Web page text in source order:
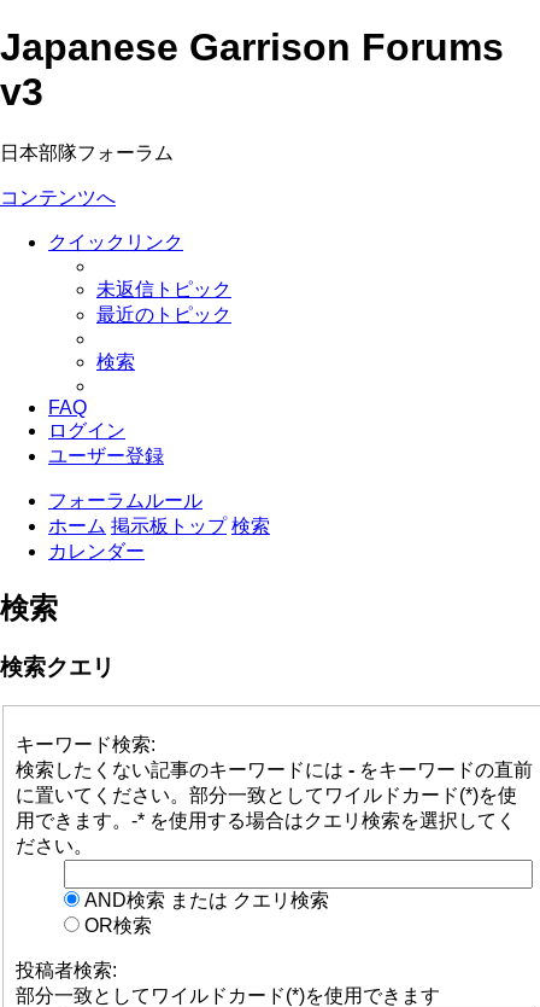
Japanese Garrison Forums
v3
日本部隊フォーラム
コンテンツへ
クイックリンク
未返信トピック
最近のトピック
検索
FAQ
ログイン
ユーザー登録
フォーラムルール
ホーム 掲示板トップ 検索
カレンダー
検索
検索クエリ
キーワード検索:
検索したくない記事のキーワードには - をキーワードの直前
に置いてください。部分一致としてワイルドカード(*)を使
用できます。-* を使用する場合はクエリ検索を選択してく
ださい。
AND検索 または クエリ検索
OR検索
投稿者検索:
部分一致としてワイルドカード(*)を使用できます